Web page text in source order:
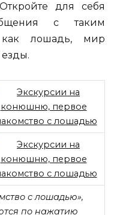
для себя
с таким
лошадь, мир
с лошадью»,
по нажатию